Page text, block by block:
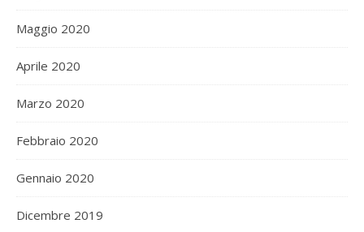
Maggio 2020
Aprile 2020
Marzo 2020
Febbraio 2020
Gennaio 2020
Dicembre 2019